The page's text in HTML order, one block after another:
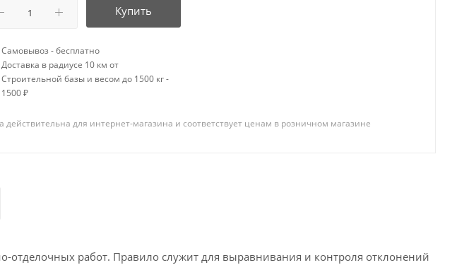
Купить
Самовывоз - бесплатно
Доставка в радиусе 10 км от
Строительной базы и весом до 1500 кг -
1500 ₽
действительна для интернет-магазина и соответствует ценам в розничном магазине
отделочных работ. Правило служит для выравнивания и контроля отклонений